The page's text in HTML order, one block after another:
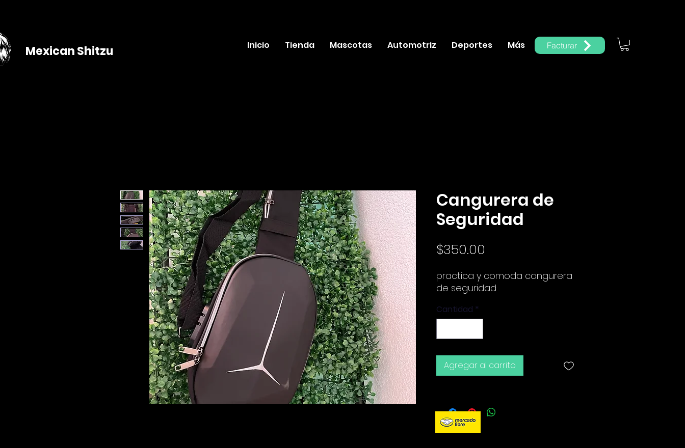
Iniciar sesión
Mexican Shitzu Inicio Tienda Mascotas Automotriz Deportes Más Facturar
Cangurera de
Seguridad
$350.00
practica y comoda cangurera
de seguridad
Cantidad *
Agregar al carrito